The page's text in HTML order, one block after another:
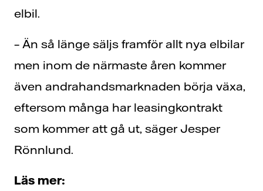
elbil.
– Än så länge säljs framför allt nya elbilar
men inom de närmaste åren kommer
även andrahandsmarknaden börja växa,
eftersom många har leasingkontrakt
som kommer att gå ut, säger Jesper
Rönnlund.
Läs mer: